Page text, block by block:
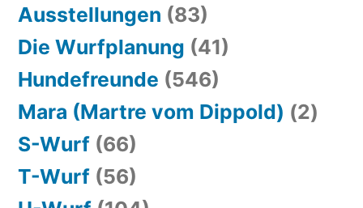
Ausstellungen (83)
Die Wurfplanung (41)
Hundefreunde (546)
Mara (Martre vom Dippold) (2)
S-Wurf (66)
T-Wurf (56)